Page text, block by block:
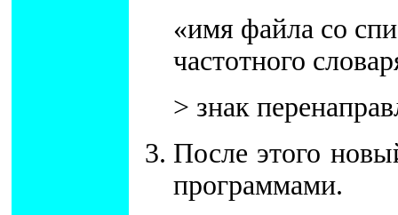
«имя файла со
частотного
> знак
После этого
программами.